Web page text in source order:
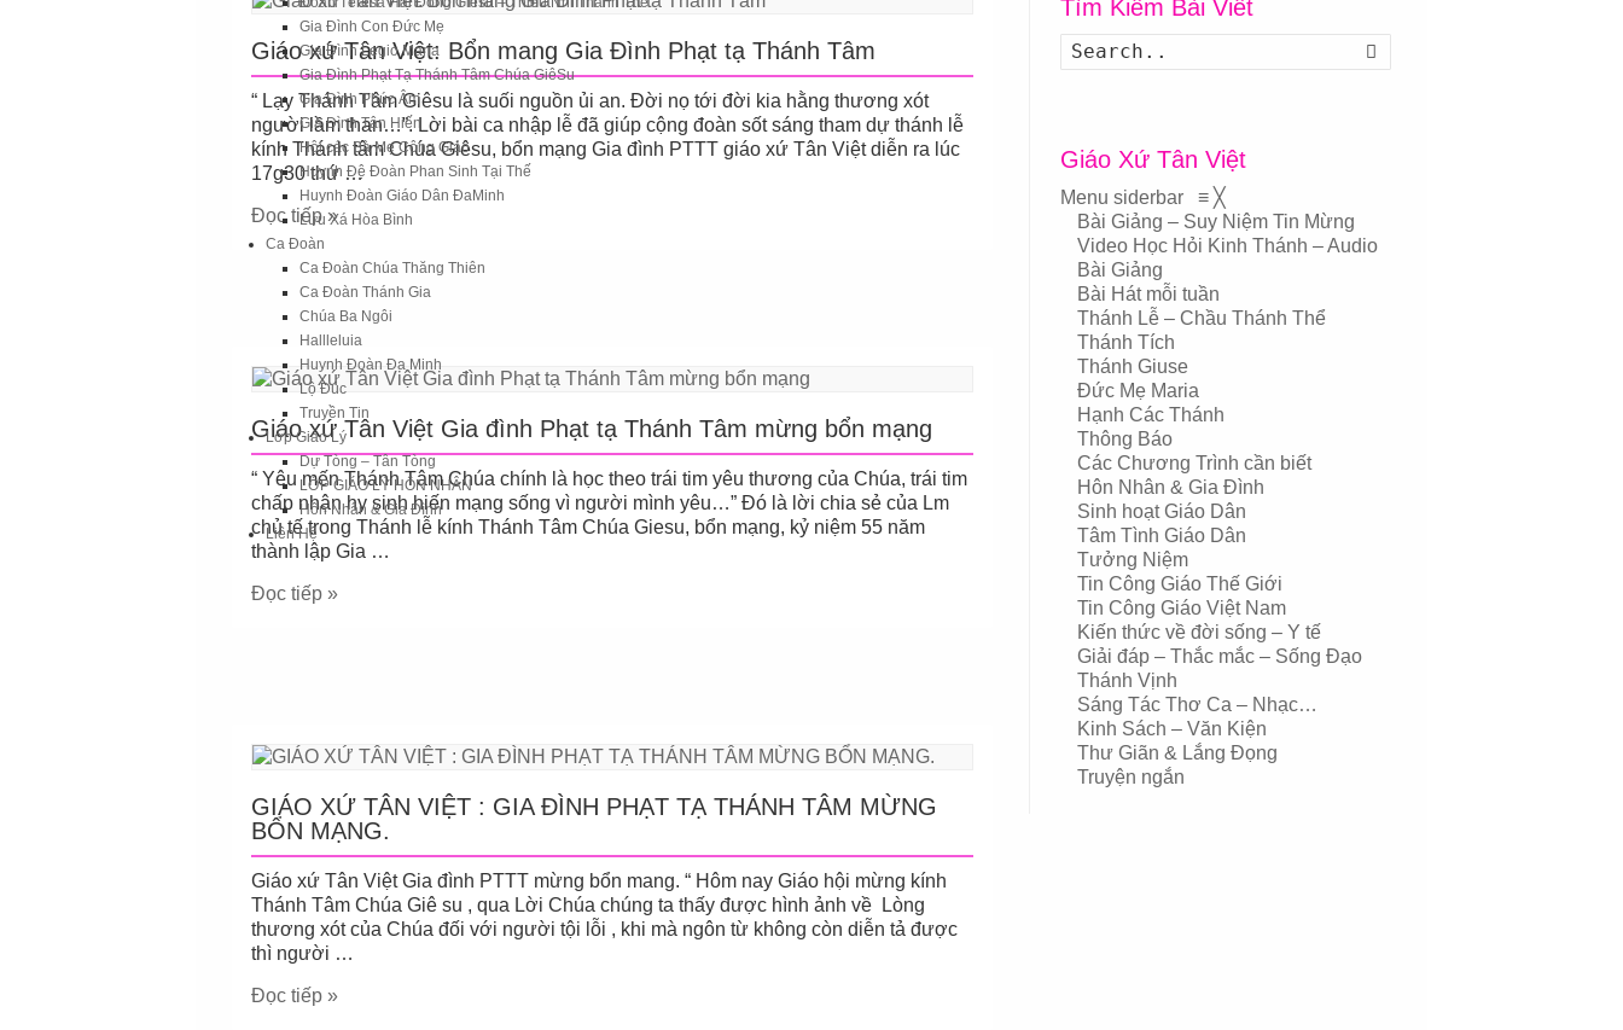
Gia Đình Con Đức Mẹ
Gia Đình Legio Maria
Gia Đình Phạt Tạ Thánh Tâm Chúa GiêSu
Gia Đình Phúc Âm
Gia Đình Tận Hiến
Hội các Bà Mẹ Công Giáo
Huynh Đệ Đoàn Phan Sinh Tại Thế
Huynh Đoàn Giáo Dân ĐaMinh
Lưu Xá Hòa Bình
Ca Đoàn
Ca Đoàn Chúa Thăng Thiên
Ca Đoàn Thánh Gia
Chúa Ba Ngôi
Hallleluia
Huynh Đoàn Đa Minh
Lộ Đúc
Truyền Tin
Lớp Giáo Lý
Dự Tòng – Tân Tòng
LỚP GIÁO LÝ HÔN NHÂN
Hôn Nhân & Gia Đình
Liên Hệ
Giáo xứ Tân Việt: Bổn mang Gia Đình Phạt tạ Thánh Tâm
“ Lạy Thánh Tâm Giêsu là suối nguồn ủi an. Đời nọ tới đời kia hằng thương xót
người lầm than…”. Lời bài ca nhập lễ đã giúp cộng đoàn sốt sáng tham dự thánh lễ
kính Thánh tâm Chúa Giêsu, bổn mạng Gia đình PTTT giáo xứ Tân Việt diễn ra lúc
17g30 thứ …
Đọc tiếp »
Giáo xứ Tân Việt Gia đình Phạt tạ Thánh Tâm mừng bổn mạng
“ Yêu mến Thánh Tâm Chúa chính là học theo trái tim yêu thương của Chúa, trái tim
chấp nhận hy sinh hiến mạng sống vì người mình yêu…” Đó là lời chia sẻ của Lm
chủ tế trong Thánh lễ kính Thánh Tâm Chúa Giesu, bổn mạng, kỷ niệm 55 năm
thành lập Gia …
Đọc tiếp »
GIÁO XỨ TÂN VIỆT : GIA ĐÌNH PHẠT TẠ THÁNH TÂM MỪNG
BỔN MẠNG.
Giáo xứ Tân Việt Gia đình PTTT mừng bổn mang. “ Hôm nay Giáo hội mừng kính
Thánh Tâm Chúa Giê su , qua Lời Chúa chúng ta thấy được hình ảnh về Lòng
thương xót của Chúa đối với người tội lỗi , khi mà ngôn từ không còn diễn tả được
thì người …
Đọc tiếp »
Tìm Kiếm Bài Viết
Giáo Xứ Tân Việt
Menu siderbar ≡ ╳
Bài Giảng – Suy Niệm Tin Mừng
Video Học Hỏi Kinh Thánh – Audio
Bài Giảng
Bài Hát mỗi tuần
Thánh Lễ – Chầu Thánh Thể
Thánh Tích
Thánh Giuse
Đức Mẹ Maria
Hạnh Các Thánh
Thông Báo
Các Chương Trình cần biết
Hôn Nhân & Gia Đình
Sinh hoạt Giáo Dân
Tâm Tình Giáo Dân
Tưởng Niệm
Tin Công Giáo Thế Giới
Tin Công Giáo Việt Nam
Kiến thức về đời sống – Y tế
Giải đáp – Thắc mắc – Sống Đạo
Thánh Vịnh
Sáng Tác Thơ Ca – Nhạc…
Kinh Sách – Văn Kiện
Thư Giãn & Lắng Đọng
Truyện ngắn